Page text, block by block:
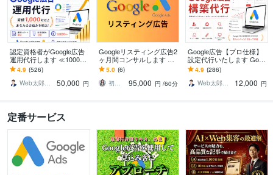
認定資格者がGoogle広告
運用代行します ≪1000社
以上≫Google認定パート
ナーがお悩みを解決
4.9 (526)
Web太郎＠Google認定パートナー
50,000 円
Googleリスティング広告2
ヶ月間コンサルします 現
役の広告運用コンサルタ
ントが個別コンサルいた
します
5.0 (6)
初心者に優しい広告運用マスター
95,000 円 /60分
Google広告【プロ仕様】
設定代行いたします Goog
le認定パートナーが繰り出
す進撃の一手！！
4.9 (286)
Web太郎＠Google認定パートナー
12,000 円
定番サービス